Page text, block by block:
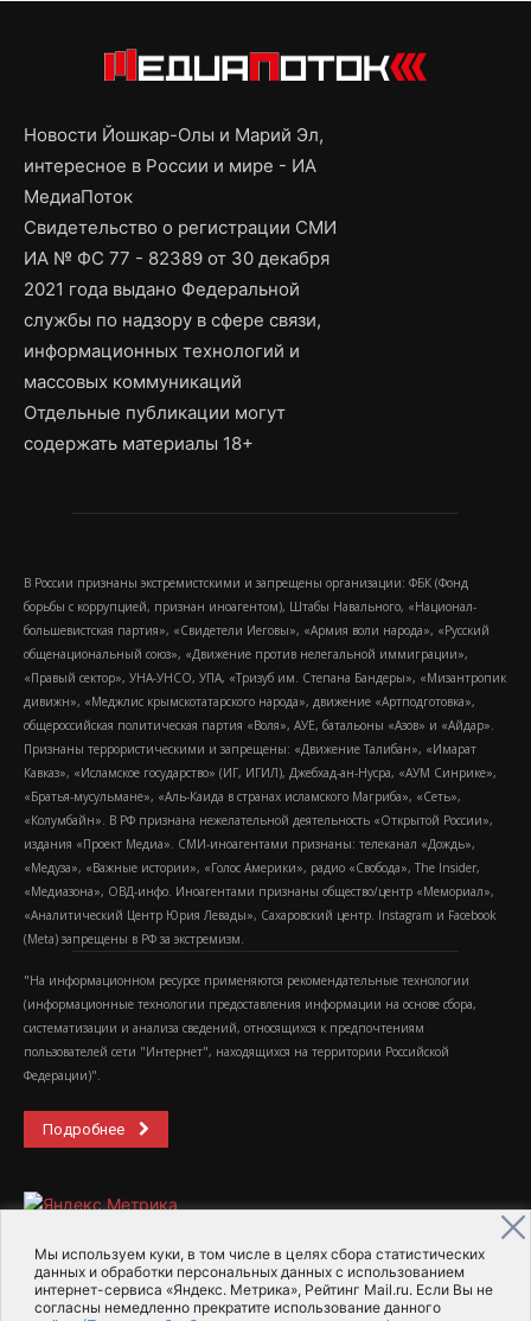
Мы используем куки, в том числе в целях сбора статистических
данных и обработки персональных данных с использованием
интернет-сервиса «Яндекс. Метрика», Рейтинг Mail.ru. Если Вы не
согласны немедленно прекратите использование данного
Новости Йошкар-Олы и Марий Эл,
интересное в России и мире - ИА
МедиаПоток
Свидетельство о регистрации СМИ
ИА № ФС 77 - 82389 от 30 декабря
2021 года выдано Федеральной
службы по надзору в сфере связи,
информационных технологий и
массовых коммуникаций
Отдельные публикации могут
содержать материалы 18+
В России признаны экстремистскими и запрещены организации: ФБК (Фонд
борьбы с коррупцией, признан иноагентом), Штабы Навального, «Национал-
большевистская партия», «Свидетели Иеговы», «Армия воли народа», «Русский
общенациональный союз», «Движение против нелегальной иммиграции»,
«Правый сектор», УНА-УНСО, УПА, «Тризуб им. Степана Бандеры», «Мизантропик
дивижн», «Меджлис крымскотатарского народа», движение «Артподготовка»,
общероссийская политическая партия «Воля», АУЕ, батальоны «Азов» и «Айдар».
Признаны террористическими и запрещены: «Движение Талибан», «Имарат
Кавказ», «Исламское государство» (ИГ, ИГИЛ), Джебхад-ан-Нусра, «АУМ Синрике»,
«Братья-мусульмане», «Аль-Каида в странах исламского Магриба», «Сеть»,
«Колумбайн». В РФ признана нежелательной деятельность «Открытой России»,
издания «Проект Медиа». СМИ-иноагентами признаны: телеканал «Дождь»,
«Медуза», «Важные истории», «Голос Америки», радио «Свобода», The Insider,
«Медиазона», ОВД-инфо. Иноагентами признаны общество/центр «Мемориал»,
«Аналитический Центр Юрия Левады», Сахаровский центр. Instagram и Facebook
(Metа) запрещены в РФ за экстремизм.
"На информационном ресурсе применяются рекомендательные технологии
(информационные технологии предоставления информации на основе сбора,
систематизации и анализа сведений, относящихся к предпочтениям
пользователей сети "Интернет", находящихся на территории Российской
Федерации)".
Подробнее
2015-2026- Информационное агентство МедиаПоток